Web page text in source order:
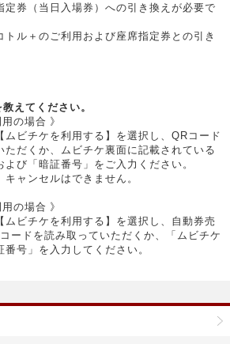
券（当日入場券）への引き換えが必要で
ル＋のご利用および座席指定券との引き
えてください。
の場合 》
ムビチケを利用する】を選択し、QRコード
ただくか、ムビチケ裏面に記載されている
よび「暗証番号」をご入力ください。
ャンセルはできません。
の場合 》
ムビチケを利用する】を選択し、自動券売
ードを読み取っていただくか、「ムビチケ
号」を入力してください。